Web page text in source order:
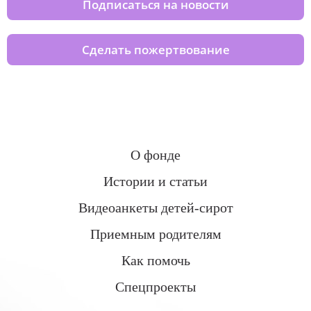
Подписаться на новости
Сделать пожертвование
О фонде
Истории и статьи
Видеоанкеты детей-сирот
Приемным родителям
Как помочь
Спецпроекты